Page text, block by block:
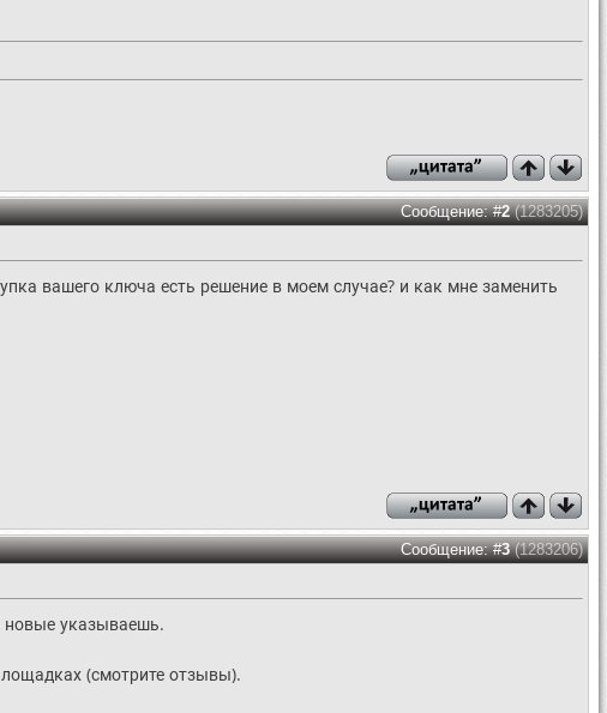
Сообщение: #2(1283205)
вашего ключа есть решение в моем случае? и как мне заменить
Сообщение: #3(1283206)
новые указываешь.
(смотрите отзывы).